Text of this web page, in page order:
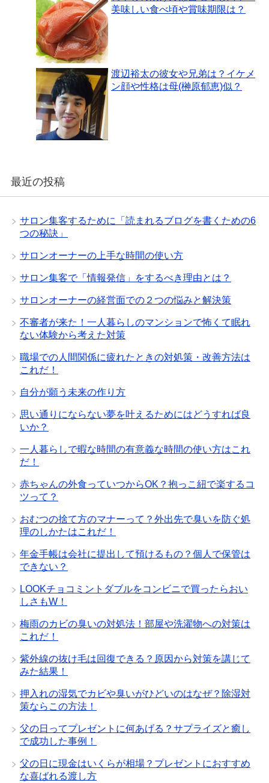
美味しい食べ頃や賞味期限は？
渡辺裕太の彼女や兄弟は？イケメ
ン顔や性格は母(榊原郁恵)似？
最近の投稿
サロン集客するために「読まれるブログを書くための6
つの秘訣」
サロンオーナーの上手な時間の使い方
サロン集客で「情報発信」をするべき理由とは？
サロンオーナーの経営面での２つの悩みと解決策
不審者が来た！一人暮らしのマンションで怖くて眠れ
ない体験から考えた対策
職場での人間関係に疲れたときの対処策・改善方法は
これだ！
自分が願う未来の作り方
思い通りにならない夢を叶えるためにはどうすれば良
いか？
一人暮らしで暇な時間の有意義な時間の使い方はこれ
だ！
赤ちゃんの外食っていつからOK？抱っこ紐で楽するコ
ツって？
おむつの捨て方のマナーって？外出先で臭いを防ぐ処
理のしかたはこれだ！
年金手帳は会社に提出して預けるもの？個人で保管は
できない？
LOOKチョコミントダブルをコンビニで買ったらおい
しさもW！
梅雨のカビの臭いの対処法！部屋や洗濯物への対策は
これだ！
紫外線の抜け毛は回復できる？原因から対策を講じて
みた結果！
押入れの湿気でカビや臭いがひどいのはなぜ？除湿対
策ならこの方法！
父の日ってプレゼントに何あげる？サプライズと癒し
で成功した事例！
父の日に現金はいくらが相場？プレゼントにおすすめ
な喜ばれる渡し方